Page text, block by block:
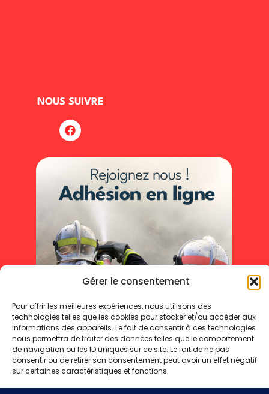
Gérer le consentement
Pour offrir les meilleures expériences, nous utilisons des
technologies telles que les cookies pour stocker et/ou accéder aux
informations des appareils. Le fait de consentir à ces technologies
nous permettra de traiter des données telles que le comportement
de navigation ou les ID uniques sur ce site. Le fait de ne pas
consentir ou de retirer son consentement peut avoir un effet négatif
sur certaines caractéristiques et fonctions.
NOUS SUIVRE
Mentions légales Politique de cookies